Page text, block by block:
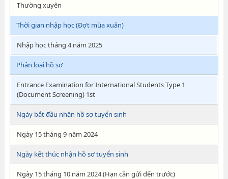
Thường xuyên
Thời gian nhập học (Đợt mùa xuân)
Nhập học tháng 4 năm 2025
Phân loại hồ sơ
Entrance Examination for International Students Type 1
(Document Screening) 1st
Ngày bắt đầu nhận hồ sơ tuyển sinh
Ngày 15 tháng 9 năm 2024
Ngày kết thúc nhận hồ sơ tuyển sinh
Ngày 15 tháng 10 năm 2024 (Hạn cần gửi đến trước)